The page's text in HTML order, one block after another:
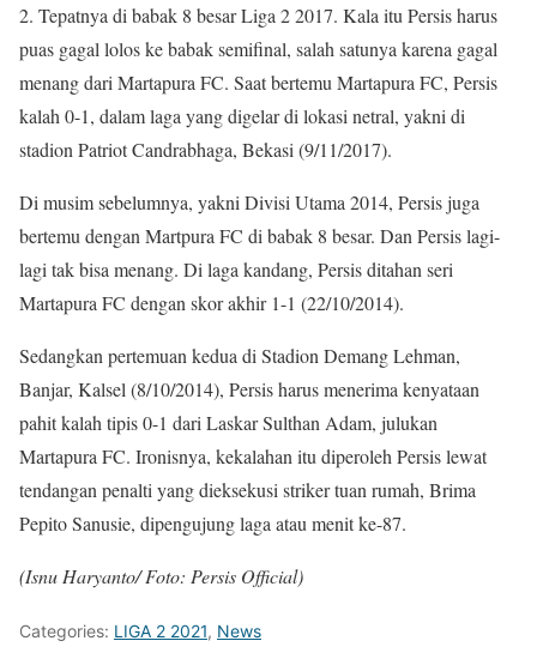
2. Tepatnya di babak 8 besar Liga 2 2017. Kala itu Persis harus
puas gagal lolos ke babak semifinal, salah satunya karena gagal
menang dari Martapura FC. Saat bertemu Martapura FC, Persis
kalah 0-1, dalam laga yang digelar di lokasi netral, yakni di
stadion Patriot Candrabhaga, Bekasi (9/11/2017).
Di musim sebelumnya, yakni Divisi Utama 2014, Persis juga
bertemu dengan Martpura FC di babak 8 besar. Dan Persis lagi-
lagi tak bisa menang. Di laga kandang, Persis ditahan seri
Martapura FC dengan skor akhir 1-1 (22/10/2014).
Sedangkan pertemuan kedua di Stadion Demang Lehman,
Banjar, Kalsel (8/10/2014), Persis harus menerima kenyataan
pahit kalah tipis 0-1 dari Laskar Sulthan Adam, julukan
Martapura FC. Ironisnya, kekalahan itu diperoleh Persis lewat
tendangan penalti yang dieksekusi striker tuan rumah, Brima
Pepito Sanusie, dipengujung laga atau menit ke-87.
(Isnu Haryanto/ Foto: Persis Official)
Categories: LIGA 2 2021, News